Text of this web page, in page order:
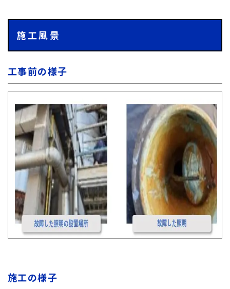
施工風景
工事前の様子
施工の様子